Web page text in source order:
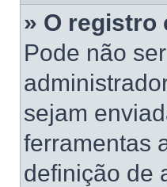
» O registro
Pode não
sejam
ferramentas
definição de